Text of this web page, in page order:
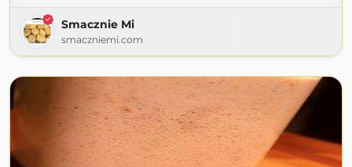
Smacznie Mi
smaczniemi.com